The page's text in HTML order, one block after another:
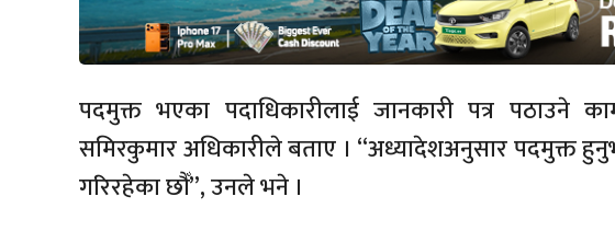
पदमुक्त भएका पदाधिकारीलाई जानकारी पत्र पठाउने
समिरकुमार अधिकारीले बताए । “अध्यादेशअनुसार पदमुक्त
गरिरहेका छौँ”, उनले भने ।